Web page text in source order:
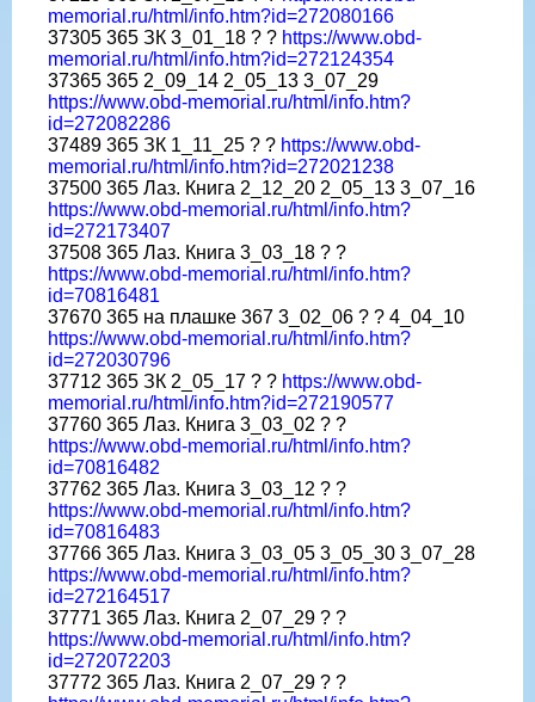
memorial.ru/html/info.htm?id=272080166
37305 365 ЗК 3_01_18 ? ? https://www.obd-
memorial.ru/html/info.htm?id=272124354
37365 365 2_09_14 2_05_13 3_07_29
https://www.obd-memorial.ru/html/info.htm?
id=272082286
37489 365 ЗК 1_11_25 ? ? https://www.obd-
memorial.ru/html/info.htm?id=272021238
37500 365 Лаз. Книга 2_12_20 2_05_13 3_07_16
https://www.obd-memorial.ru/html/info.htm?
id=272173407
37508 365 Лаз. Книга 3_03_18 ? ?
https://www.obd-memorial.ru/html/info.htm?
id=70816481
37670 365 на плашке 367 3_02_06 ? ? 4_04_10
https://www.obd-memorial.ru/html/info.htm?
id=272030796
37712 365 ЗК 2_05_17 ? ? https://www.obd-
memorial.ru/html/info.htm?id=272190577
37760 365 Лаз. Книга 3_03_02 ? ?
https://www.obd-memorial.ru/html/info.htm?
id=70816482
37762 365 Лаз. Книга 3_03_12 ? ?
https://www.obd-memorial.ru/html/info.htm?
id=70816483
37766 365 Лаз. Книга 3_03_05 3_05_30 3_07_28
https://www.obd-memorial.ru/html/info.htm?
id=272164517
37771 365 Лаз. Книга 2_07_29 ? ?
https://www.obd-memorial.ru/html/info.htm?
id=272072203
37772 365 Лаз. Книга 2_07_29 ? ?